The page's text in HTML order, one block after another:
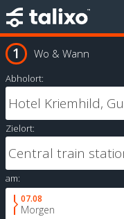
Wo & Wann
Abholort:
Zielort:
am:
07.08
Morgen